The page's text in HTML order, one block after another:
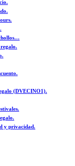
(DVECINO1).
y privacidad.